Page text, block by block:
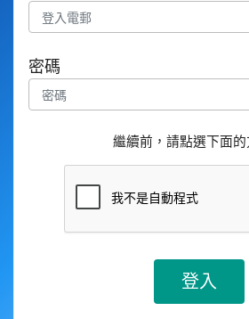
密碼
繼續前，請點選下面的